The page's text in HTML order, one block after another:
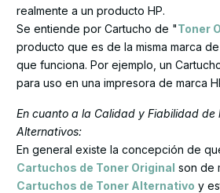
realmente a un producto HP.
Se entiende por Cartucho de "Toner
producto que es de la misma marca
que funciona. Por ejemplo, un
para uso en una impresora de marca
En cuanto a la Calidad y Fiabilidad de
Alternativos:
En general existe la concepción de
Cartuchos de Toner Original son de
Cartuchos de Toner Alternativo y